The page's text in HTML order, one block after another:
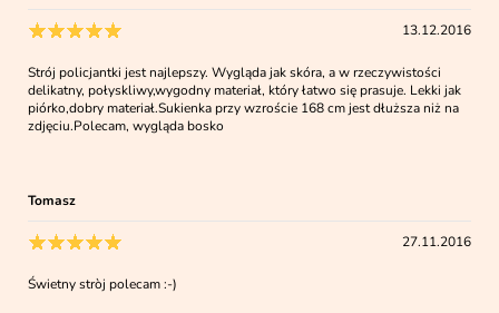
13.12.2016
Strój policjantki jest najlepszy. Wygląda jak skóra, a w rzeczywistości
delikatny, połyskliwy,wygodny materiał, który łatwo się prasuje. Lekki jak
piórko,dobry materiał.Sukienka przy wzroście 168 cm jest dłuższa niż na
zdjęciu.Polecam, wygląda bosko
Tomasz
27.11.2016
Świetny stròj polecam :-)